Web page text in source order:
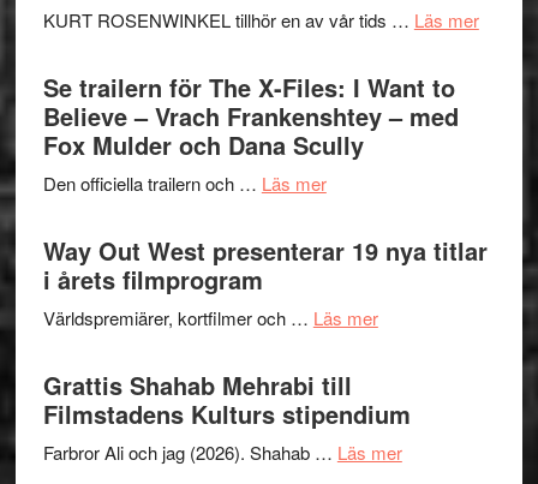
Folkets
–
en
KURT ROSENWINKEL tillhör en av vår tids … Läs merom
Se trailern för The X-Files: I Want to
Believe – Vrach Frankenshtey – med
Fox Mulder och Dana Scully
Den officiella trailern och … Läs merom
trailern
för
X-
I
Want
to
Believe
Way Out West presenterar 19 nya titlar
i årets filmprogram
Världspremiärer, kortfilmer och … Läs merom
presenterar
19
Grattis Shahab Mehrabi till
Filmstadens Kulturs stipendium
Farbror Ali och jag (2026). Shahab … Läs merom